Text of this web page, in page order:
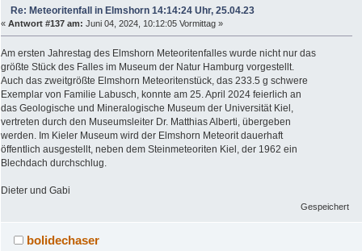
Re: Meteoritenfall in Elmshorn 14:14:24 Uhr, 25.04.23
« Antwort #137 am: Juni 04, 2024, 10:12:05 Vormittag »
Am ersten Jahrestag des Elmshorn Meteoritenfalles wurde nicht nur das
größte Stück des Falles im Museum der Natur Hamburg vorgestellt.
Auch das zweitgrößte Elmshorn Meteoritenstück, das 233.5 g schwere
Exemplar von Familie Labusch, konnte am 25. April 2024 feierlich an
das Geologische und Mineralogische Museum der Universität Kiel,
vertreten durch den Museumsleiter Dr. Matthias Alberti, übergeben
werden. Im Kieler Museum wird der Elmshorn Meteorit dauerhaft
öffentlich ausgestellt, neben dem Steinmeteoriten Kiel, der 1962 ein
Blechdach durchschlug.
Dieter und Gabi
Gespeichert
bolidechaser